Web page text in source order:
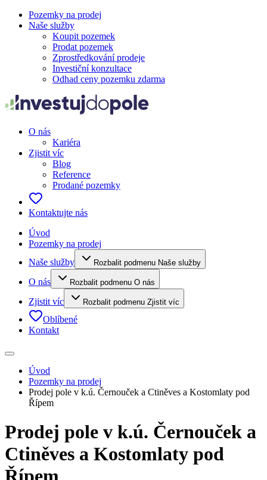
Pozemky na prodej
Naše služby
Koupit pozemek
Prodat pozemek
Zprostředkování prodeje
Investiční konzultace
Odhad ceny pozemku zdarma
O nás
Kariéra
Zjistit víc
Blog
Reference
Prodané pozemky
Kontaktujte nás
Úvod
Pozemky na prodej
Naše služby
Rozbalit podmenu Naše služby
O nás Rozbalit podmenu O nás
Zjistit víc Rozbalit podmenu Zjistit víc
Oblíbené
Kontakt
Úvod
Pozemky na prodej
Prodej pole v k.ú. Černouček a Ctiněves a Kostomlaty pod
Řípem
Prodej pole v k.ú. Černouček a
Ctiněves a Kostomlaty pod